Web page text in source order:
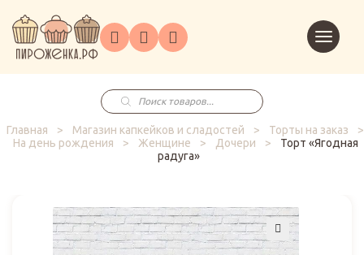
ГлавнаяКаталог
на
заказ
Праздники
Корпоративным
клиентам
в
корзину
Поиск
товаров
Главная
> Магазин капкейков и сладостей > Торты на заказ
>
На день рождения
> Женщине > Дочери >
Торт «Ягодная
радуга»